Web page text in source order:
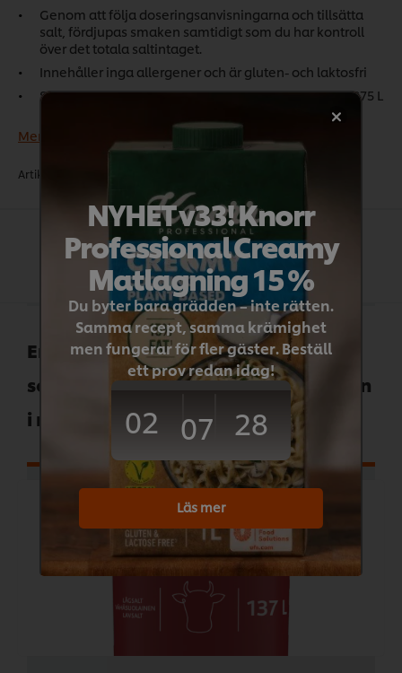
Genom att följa doseringsanvisningarna och tillsätta
salt, fördjupas smaken samtidigt som du har kontroll
över det totala saltintaget.
Innehåller inga allergener och är gluten- och laktosfri
Salthalten i färdig buljong är 0,28 %. 3 kg pulver ger 375 L
Mer produkt- och allergi information
Artikelnr:
En ren, allergenfri lågsaltsbuljong
som hjälper till att framhäva smaken
i matlagningen.
NYHET v33! Knorr
Professional Creamy
Matlagning 15 %
Du byter bara grädden – inte rätten.
Samma recept, samma krämighet
men fungerar för fler gäster. Beställ
ett prov redan idag!
02 07 28
Läs mer